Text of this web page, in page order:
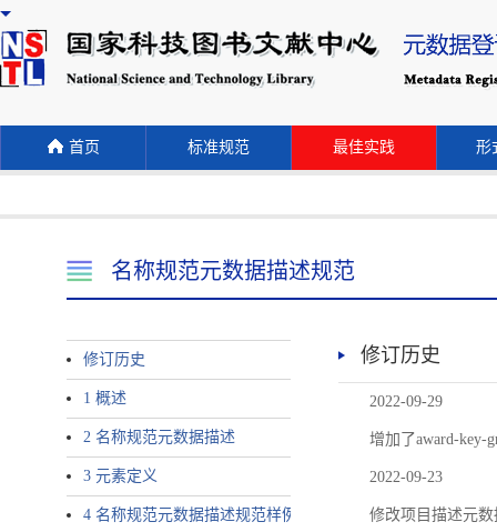
首页 标准规范 最佳实践 形
名称规范元数据描述规范
修订历史
1 概述
2 名称规范元数据描述
3 元素定义
4 名称规范元数据描述规范样例
修订历史
2022-09-29
增加了award-key-
2022-09-23
修改项目描述元